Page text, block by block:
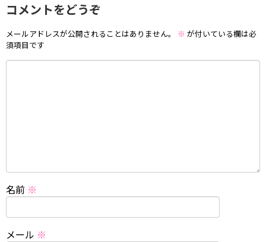
コメントをどうぞ
メールアドレスが公開されることはありません。 ※ が付いている欄は必
須項目です
名前 ※
メール ※